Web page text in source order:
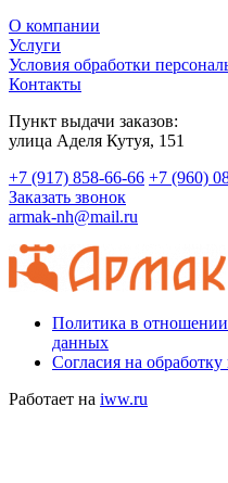
О компании
Услуги
Условия обработки
Контакты
Пункт выдачи заказов:
​улица Аделя Кутуя, 151
+7 (917) 858-66-66 +7 (960)
Заказать звонок
armak-nh@mail.ru
Политика в
данных
Согласия на
Работает на iww.ru